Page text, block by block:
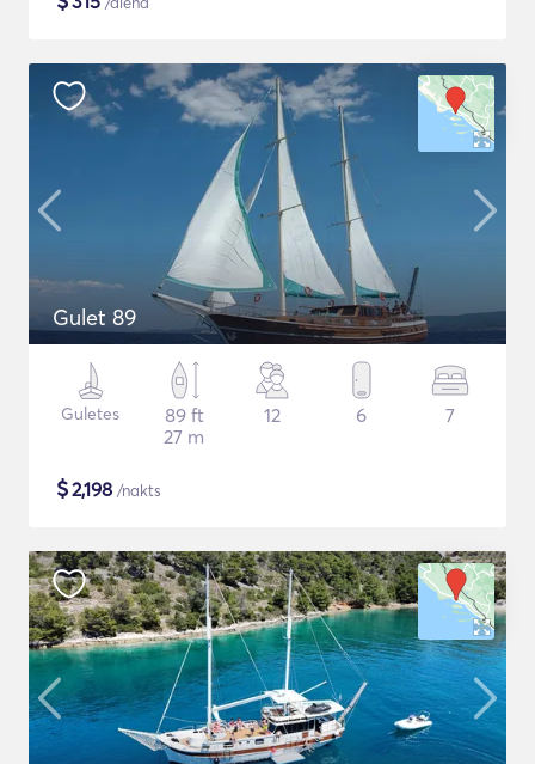
Gulet 89
Guletes
89 ft
27 m
12 6 7
$2,198 /nakts